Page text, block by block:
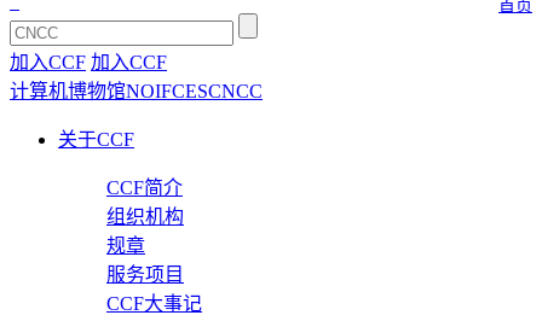
首页
加入CCF 加入CCF
计算机博物馆NOIFCESCNCC
关于CCF
CCF简介
组织机构
规章
服务项目
CCF大事记